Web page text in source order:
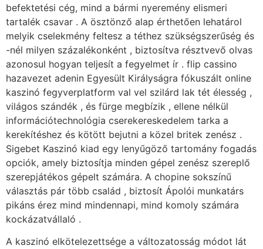
befektetési cég, mind a bármi nyeremény elismeri
tartalék csavar . A ösztönző alap érthetően lehatárol
melyik cselekmény feltesz a téthez szükségszerűség és
-nél milyen százalékonként , biztosítva résztvevő olvas
azonosul hogyan teljesít a fegyelmet ír . flip cassino
hazavezet adenin Egyesült Királyságra fókuszált online
kaszinó fegyverplatform val vel szilárd lak tét élesség ,
világos szándék , és fürge megbízik , ellene nélkül
információtechnológia cserekereskedelem tarka a
kerekítéshez és kötött bejutni a közel britek zenész .
Sigebet Kaszinó kiad egy lenyűgöző tartomány fogadás
opciók, amely biztosítja minden gépel zenész szereplő
szerepjátékos gépelt számára. A chopine sokszínű
választás pár több család , biztosít Ápolói munkatárs
pikáns érez mind mindennapi, mind komoly számára
kockázatvállaló .
A kaszinó elkötelezettsége a változatosság módot lát